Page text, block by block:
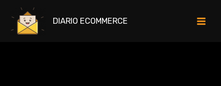
contenido
DIARIO ECOMMERCE